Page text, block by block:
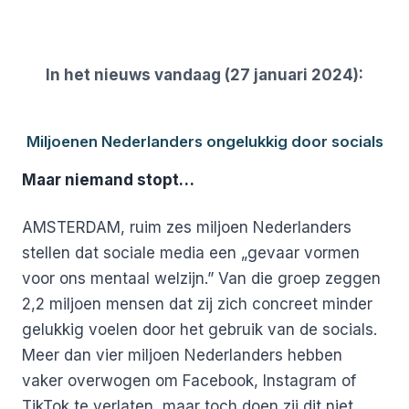
In het nieuws vandaag (27 januari 2024):
Miljoenen Nederlanders ongelukkig door socials
Maar niemand stopt…
AMSTERDAM, ruim zes miljoen Nederlanders
stellen dat sociale media een „gevaar vormen
voor ons mentaal welzijn.” Van die groep zeggen
2,2 miljoen mensen dat zij zich concreet minder
gelukkig voelen door het gebruik van de socials.
Meer dan vier miljoen Nederlanders hebben
vaker overwogen om Facebook, Instagram of